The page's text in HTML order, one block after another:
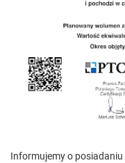
Informujemy o